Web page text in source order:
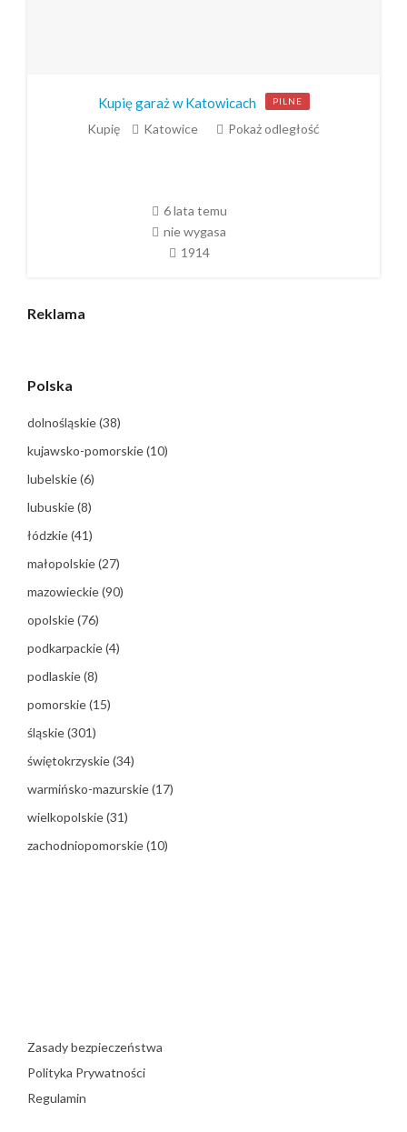
Kupię garaż w Katowicach PILNE
Kupię Katowice Pokaż odległość
6 lata temu
nie wygasa
1914
Reklama
Polska
dolnośląskie(38)
kujawsko-pomorskie(10)
lubelskie(6)
lubuskie(8)
łódzkie(41)
małopolskie(27)
mazowieckie(90)
opolskie(76)
podkarpackie(4)
podlaskie(8)
pomorskie(15)
śląskie(301)
świętokrzyskie(34)
warmińsko-mazurskie(17)
wielkopolskie(31)
zachodniopomorskie(10)
Zasady bezpieczeństwa
Polityka Prywatności
Regulamin